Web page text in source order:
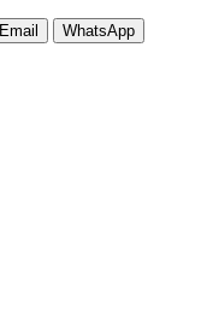
Email WhatsApp